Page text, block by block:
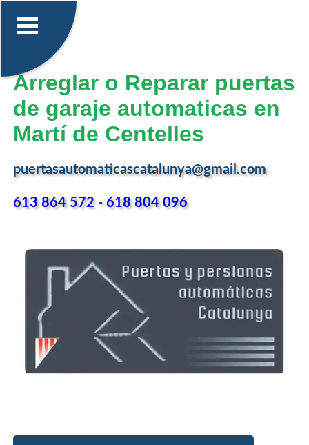
Arreglar o Reparar puertas
de garaje automaticas en
Martí de Centelles
puertasautomaticascatalunya@gmail.com
613 864 572-618 804 096